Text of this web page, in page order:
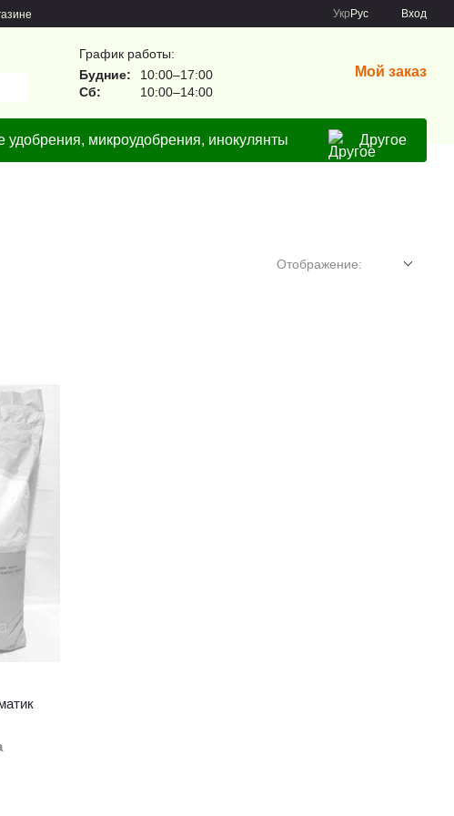
Укр Рус Вход
График работы:
Будние:
10:00–17:00
Сб:
10:00–14:00
Мой заказ
удобрения, микроудобрения, инокулянты Другое
Отображение: